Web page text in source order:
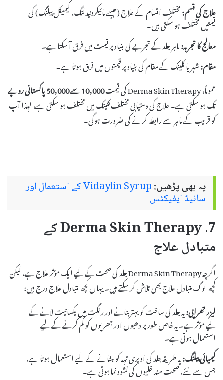
علاج کی قسم:مختلف اقسام کے علاج (جیسے مائیکرونیدلنگ، کیمیکل پیلنگ) کی
قیمتیں مختلف ہو سکتی ہیں۔
معالج کا تجربہ:ماہر جلد کے تجربے کی بنیاد پر قیمت میں فرق آ سکتا ہے۔
مقام:شہر یا کلینک کے مقام کی بنیاد پر قیمتوں میں فرق ہوتا ہے۔
عموماً، Derma Skin Therapy کی قیمت
10,000 سے 50,000 پاکستانی روپے
تک ہو سکتی ہے۔ علاج کی دستیابی مختلف کلینک میں مختلف ہو سکتی ہے، لہذا آپ
کو قریب کے ماہر سے رابطہ کرنے کی ضرورت ہوگی۔
یہ بھی پڑھیں: Vidaylin Syrup کے استعمال اور
سائیڈ ایفیکٹس
7. Derma Skin Therapy کے
متبادل علاج
اگرچہ Derma Skin Therapy جلد کی صحت کے لیے ایک مؤثر علاج ہے، لیکن
کچھ لوگ متبادل علاج بھی تلاش کر سکتے ہیں۔ یہاں کچھ متبادل علاج درج ہیں:
لیزر تھراپی:یہ جلد کی ساخت کو بہتر بنانے اور رنگت میں یکسانیت لانے کے
لیے مؤثر ہے۔ یہ خاص طور پر دھبوں اور جھریوں کو کم کرنے کے لیے
استعمال ہوتی ہے۔
کیمیائی پیلنگ:یہ طریقہ جلد کی اوپری تہہ کو ہٹانے کے لیے استعمال ہوتا ہے،
جس سے نئے، صحت مند خلیوں کی نشوونما ہوتی ہے۔